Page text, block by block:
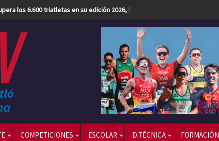
los 6.600 triatletas en su edición 2026, la más numerosa hasta la fecha
COMPETICIONES ESCOLAR D.TÉCNICA FORMACIÓN